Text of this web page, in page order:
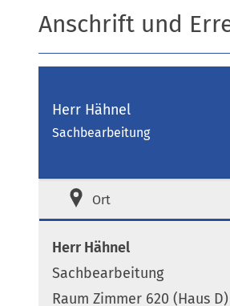
Anschrift und
Herr Hähnel
Sachbearbeitung
Ort
Herr Hähnel
Sachbearbeitung
Raum Zimmer 620 (Haus D)